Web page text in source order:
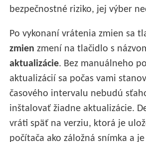
bezpečnostné riziko, jej výber
Po vykonaní vrátenia zmien sa
zmien zmení na tlačidlo s
aktualizácie. Bez manuálneho
aktualizácií sa počas vami
časového intervalu nebudú
inštalovať žiadne aktualizácie.
vráti späť na verziu, ktorá je
počítača ako záložná snímka a